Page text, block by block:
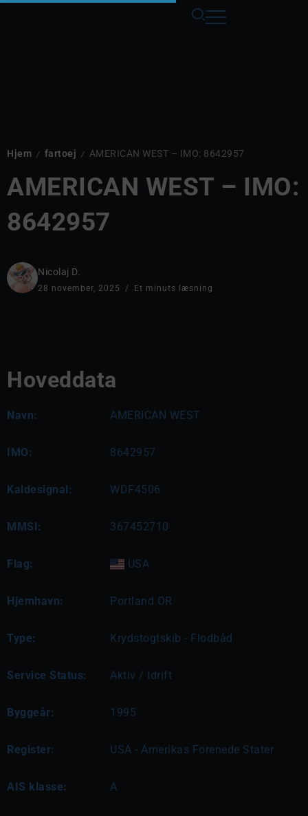
Hjem / fartoej / AMERICAN WEST – IMO: 8642957
AMERICAN WEST – IMO:
8642957
Nicolaj D.
28 november, 2025 Et minuts læsning
Hoveddata
Navn: AMERICAN WEST
IMO: 8642957
Kaldesignal: WDF4506
MMSI: 367452710
Flag: USA
Hjemhavn: Portland OR
Type: Krydstogtskib - Flodbåd
Service Status: Aktiv / Idrift
Byggeår: 1995
Register: USA - Amerikas Forenede Stater
AIS klasse: A